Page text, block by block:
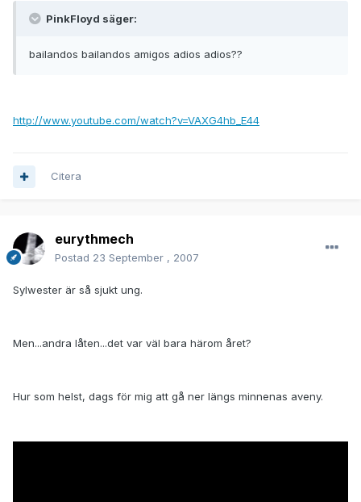
PinkFloyd säger:
bailandos bailandos amigos adios adios??
http://www.youtube.com/watch?v=VAXG4hb_E44
Citera
eurythmech
Postad 23 September , 2007
Sylwester är så sjukt ung.
Men...andra låten...det var väl bara härom året?
Hur som helst, dags för mig att gå ner längs minnenas aveny.